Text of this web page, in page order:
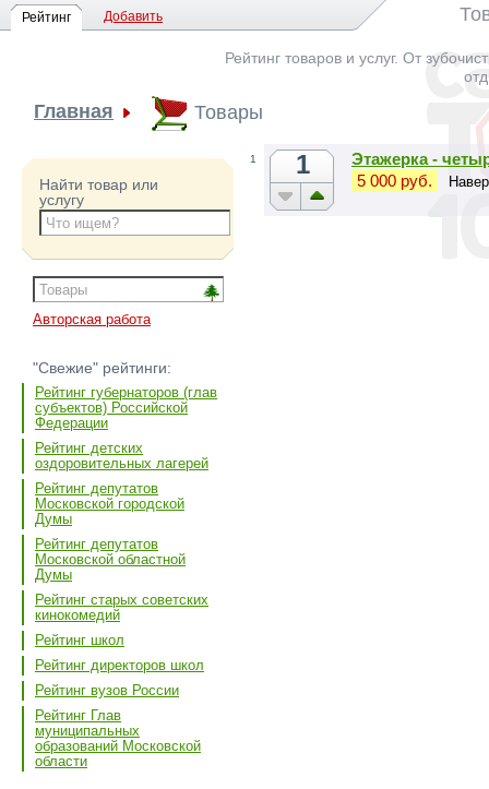
Рейтинг Добавить
Рейтинг товаров и услуг. От
Главная Товары
Найти товар или
услугу
Авторская работа
"Свежие" рейтинги:
Рейтинг губернаторов (глав
субъектов) Российской
Федерации
Рейтинг детских
оздоровительных лагерей
Рейтинг депутатов
Московской городской
Думы
Рейтинг депутатов
Московской областной
Думы
Рейтинг старых советских
кинокомедий
Рейтинг школ
Рейтинг директоров школ
Рейтинг вузов России
Рейтинг Глав
муниципальных
образований Московской
области
1 1
Этажерка -
5 000 руб.